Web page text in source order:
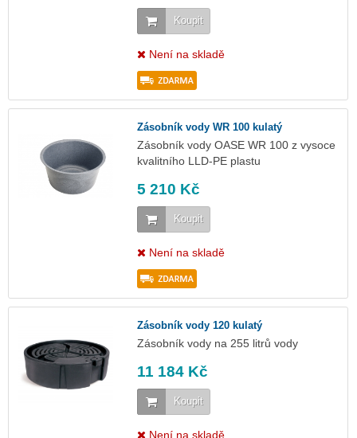
Koupit
Není na skladě
Zásobník vody WR 100 kulatý
Zásobník vody OASE WR 100 z vysoce
kvalitního LLD-PE plastu
5 210 Kč
Koupit
Není na skladě
Zásobník vody 120 kulatý
Zásobník vody na 255 litrů vody
11 184 Kč
Koupit
Není na skladě